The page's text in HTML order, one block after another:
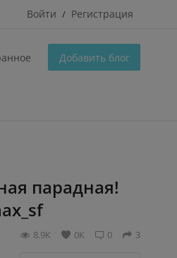
Войти / Регистрация
Добавить блог
парадная!
3
0
0К
8.9К